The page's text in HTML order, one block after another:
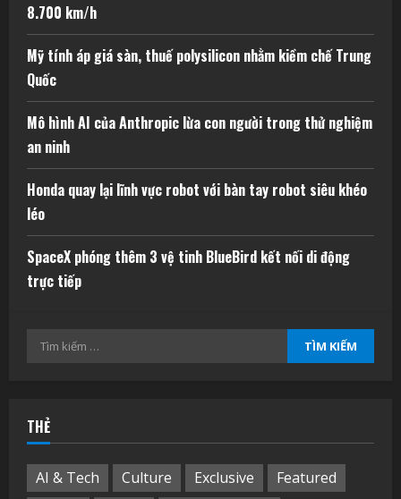
8.700 km/h
Mỹ tính áp giá sàn, thuế polysilicon nhằm kiềm chế Trung
Quốc
Mô hình AI của Anthropic lừa con người trong thử nghiệm
an ninh
Honda quay lại lĩnh vực robot với bàn tay robot siêu khéo
léo
SpaceX phóng thêm 3 vệ tinh BlueBird kết nối di động
trực tiếp
Tìm
THẺ
AI & Tech Culture Exclusive Featured